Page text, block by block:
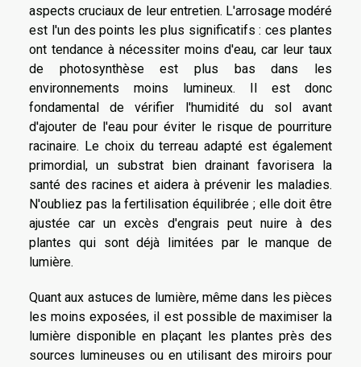
aspects cruciaux de leur entretien. L'arrosage modéré
est l'un des points les plus significatifs : ces plantes
ont tendance à nécessiter moins d'eau, car leur taux
de photosynthèse est plus bas dans les
environnements moins lumineux. Il est donc
fondamental de vérifier l'humidité du sol avant
d'ajouter de l'eau pour éviter le risque de pourriture
racinaire. Le choix du terreau adapté est également
primordial, un substrat bien drainant favorisera la
santé des racines et aidera à prévenir les maladies.
N'oubliez pas la fertilisation équilibrée ; elle doit être
ajustée car un excès d'engrais peut nuire à des
plantes qui sont déjà limitées par le manque de
lumière.
Quant aux astuces de lumière, même dans les pièces
les moins exposées, il est possible de maximiser la
lumière disponible en plaçant les plantes près des
sources lumineuses ou en utilisant des miroirs pour